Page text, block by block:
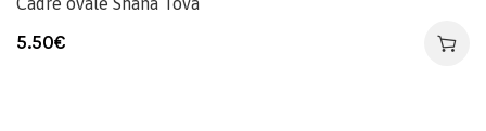
5.50€